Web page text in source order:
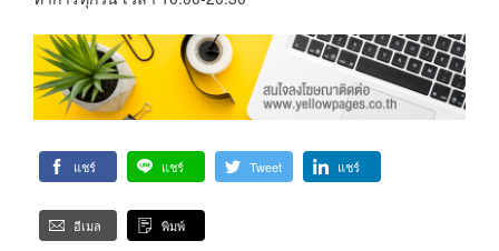
แชร์ แชร์ Tweet แชร์
อีเมล พิมพ์